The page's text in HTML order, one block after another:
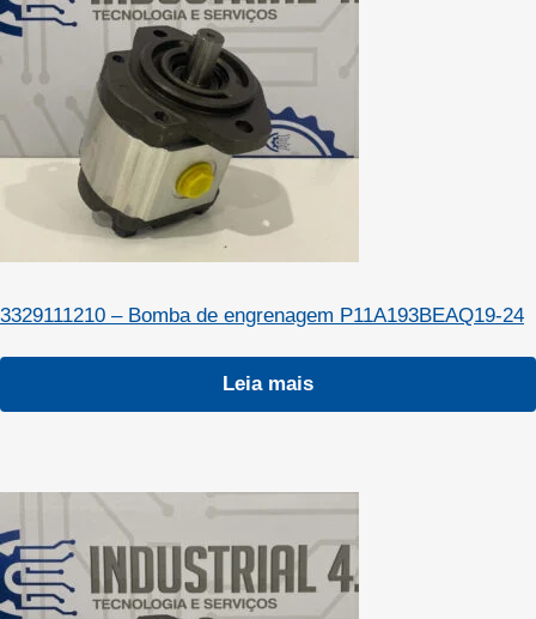
3329111210 – Bomba de engrenagem P11A193BEAQ19-24
Leia mais